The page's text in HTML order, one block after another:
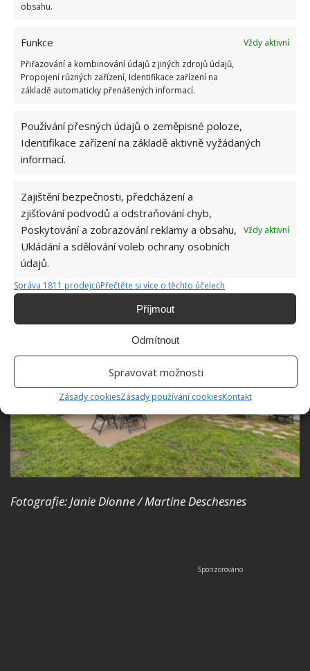
obsahu.
Funkce
Vždy aktivní
Přiřazování a kombinování údajů z jiných zdrojů údajů,
Propojení různých zařízení, Identifikace zařízení na
základě automaticky přenášených informací.
Používání přesných údajů o zeměpisné poloze,
Identifikace zařízení na základě aktivně vyžádaných
informací.
Zajištění bezpečnosti, předcházení a
zjišťování podvodů a odstraňování chyb,
Poskytování a zobrazování reklamy a obsahu,
Ukládání a sdělování voleb ochrany osobních
údajů.
Vždy aktivní
Správa 1811 prodejcůPřečtěte si více o těchto účelech
Příjmout
Odmítnout
Spravovat možnosti
Zásady cookiesZásady používání cookiesKontakt
je venkovní posezení a také garáž pro zaparkování
automobilu. V současné době se tento krásně
zrekonstruovaný domek nabízí za cenu pouhých 129
000 dolarů.
Fotografie: Janie Dionne / Martine Deschesnes